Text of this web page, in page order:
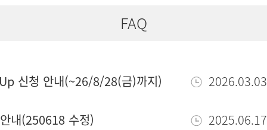
신청 안내(~26/8/28(금)까지) 2026.03.03
내(250618 수정) 2025.06.17
FAQ